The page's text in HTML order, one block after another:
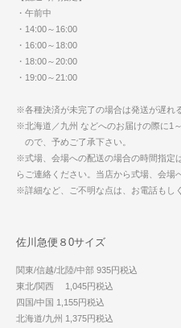
・午前中
・14:00～16:00
・16:00～18:00
・18:00～20:00
・19:00～21:00
※各種決済が未完了の場合は発送が遅れ
※北海道／九州 などへのお届けの際に1
ので、予めご了承下さい。
※式場、会場への配送の場合の時間指定
らご連絡ください。当店から式場、会場
※詳細など、ご不明な点は、お電話もし
佐川急便８0サイズ
関東/信越/北陸/中部 935円税込
東北/関西 1,045円税込
四国/中国 1,155円税込
北海道/九州 1,375円税込